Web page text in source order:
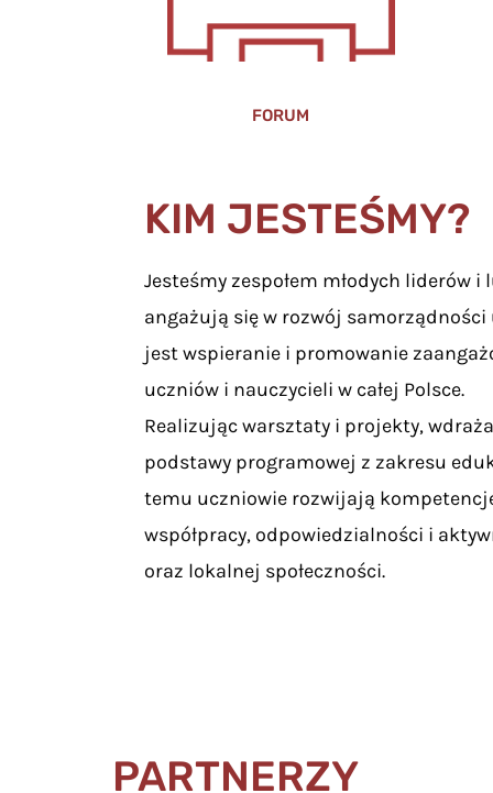
FORUM
KIM JESTEŚMY?
Jesteśmy zespołem młodych liderów
angażują się w rozwój
jest wspieranie i promowanie
uczniów i nauczycieli w całej Polsce.
Realizując warsztaty i projekty,
podstawy programowej z zakresu
temu uczniowie rozwijają
współpracy, odpowiedzialności i
oraz lokalnej społeczności.
PARTNERZY